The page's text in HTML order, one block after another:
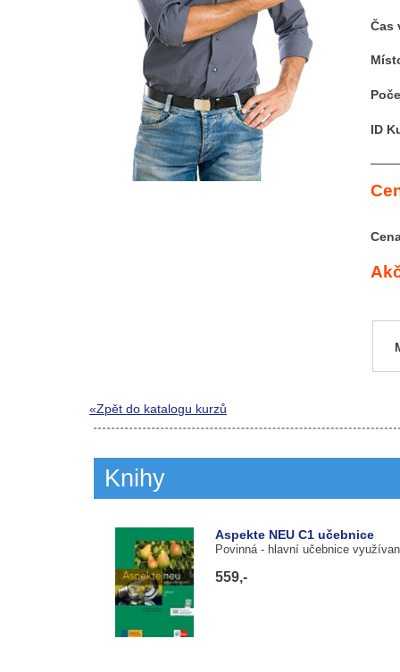
Čas
ID
«Zpět do katalogu kurzů
Knihy
Aspekte NEU C1 učebnice
Povinná - hlavní učebnice
559,-